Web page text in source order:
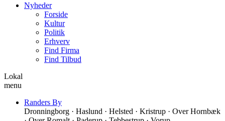
Nyheder
Forside
Kultur
Politik
Erhverv
Find Firma
Find Tilbud
Lokal
menu
Randers By
Dronningborg · Haslund · Helsted · Kristrup · Over Hornbæk